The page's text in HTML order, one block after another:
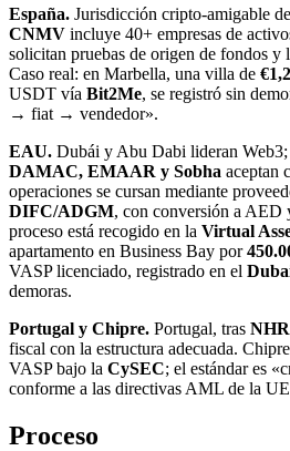
España. Jurisdicción cripto-amigable
CNMV incluye 40+ empresas de
solicitan pruebas de origen de fondos y
Caso real: en Marbella, una villa de
USDT vía Bit2Me, se registró sin
→ fiat → vendedor».
EAU. Dubái y Abu Dabi lideran
DAMAC, EMAAR y Sobha aceptan
operaciones se cursan mediante
DIFC/ADGM, con conversión a AED
proceso está recogido en la Virtual
apartamento en Business Bay por
VASP licenciado, registrado en el
demoras.
Portugal y Chipre. Portugal, tras
fiscal con la estructura adecuada.
VASP bajo la CySEC; el estándar es
conforme a las directivas AML de la
Proceso